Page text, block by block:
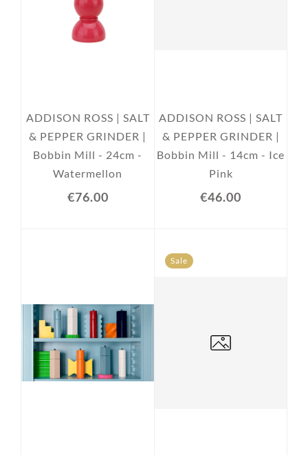
ADDISON ROSS | SALT
& PEPPER GRINDER |
Bobbin Mill - 24cm -
Watermellon
€76.00
ADDISON ROSS | SALT
& PEPPER GRINDER |
Bobbin Mill - 14cm - Ice
Pink
€46.00
Sale